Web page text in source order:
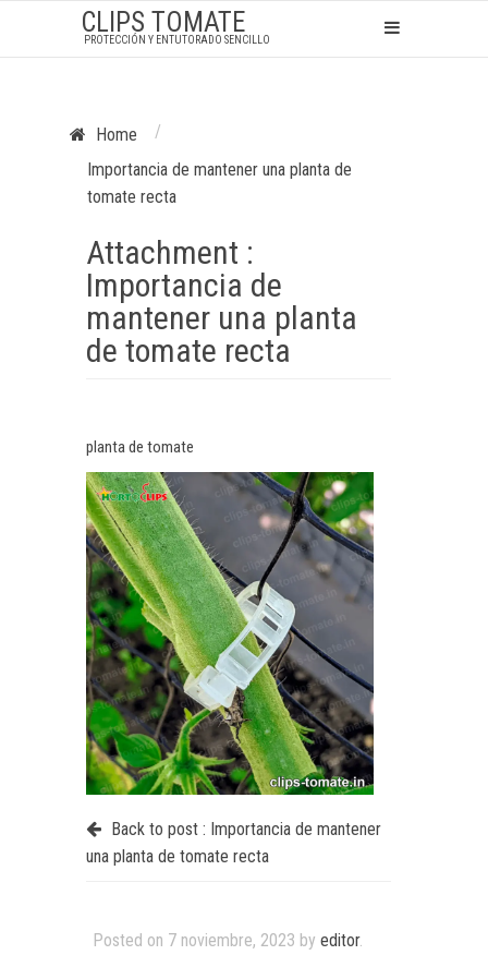
CLIPS TOMATE
PROTECCIÓN Y ENTUTORADO SENCILLO
Home
/
Importancia de mantener una planta de
tomate recta
Attachment :
Importancia de
mantener una planta
de tomate recta
planta de tomate
Back to post : Importancia de mantener
una planta de tomate recta
Posted on 7 noviembre, 2023 by editor.